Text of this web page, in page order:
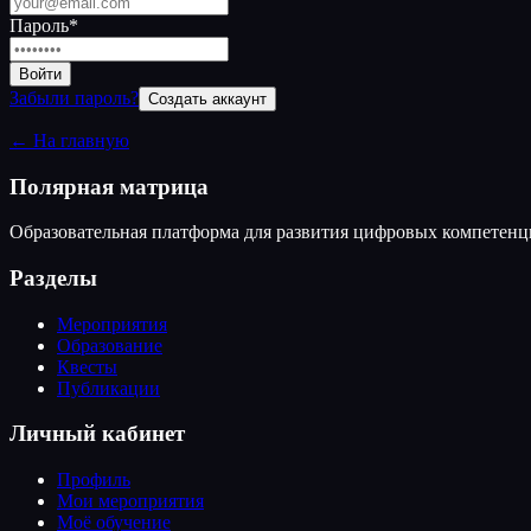
Пароль*
Войти
Забыли пароль? Создать аккаунт
← На главную
Полярная матрица
Образовательная платформа для развития цифровых
Разделы
Мероприятия
Образование
Квесты
Публикации
Личный кабинет
Профиль
Мои мероприятия
Моё обучение